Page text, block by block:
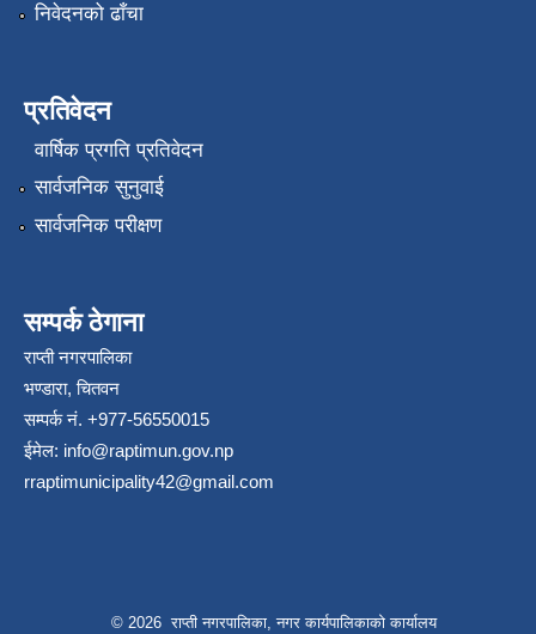
निवेदनको ढाँचा
प्रतिवेदन
वार्षिक प्रगति प्रतिवेदन
सार्वजनिक सुनुवाई
सार्वजनिक परीक्षण
सम्पर्क ठेगाना
राप्ती नगरपालिका
भण्डारा, चितवन
सम्पर्क नं. +977-56550015
ईमेल: info@raptimun.gov.np
rraptimunicipality42@gmail.com
© 2026 राप्ती नगरपालिका, नगर कार्यपालिकाको कार्यालय